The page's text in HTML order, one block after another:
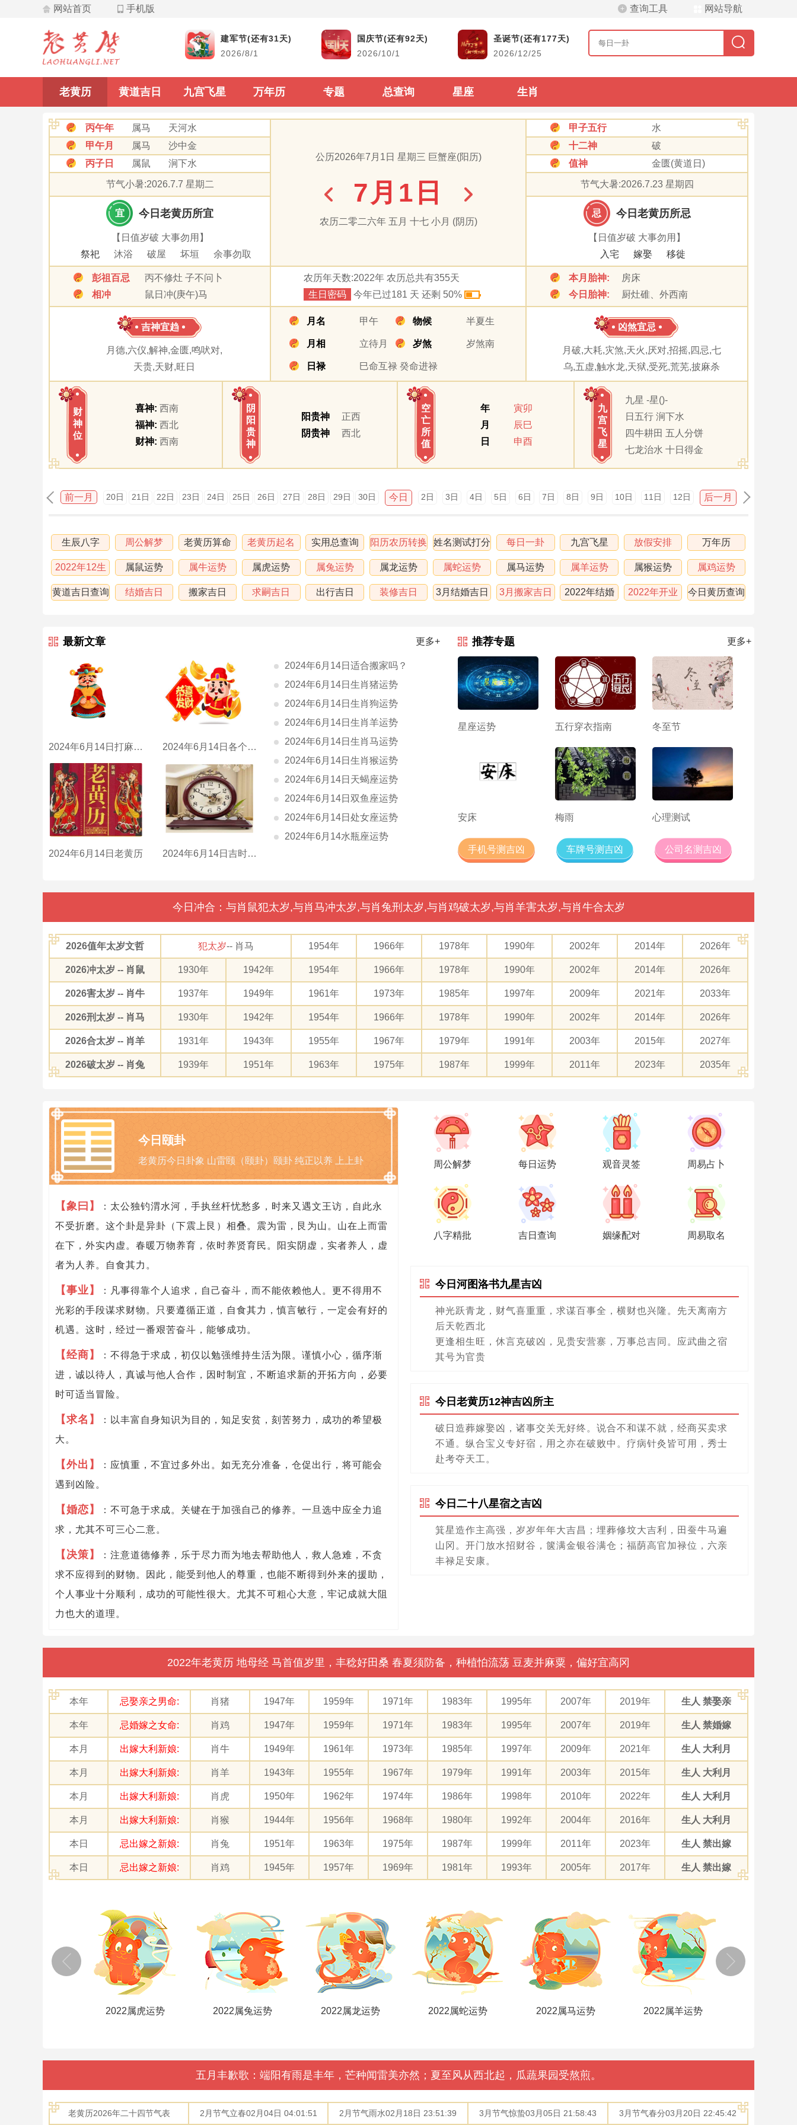
网站首页 手机版 查询工具 网站导航
飞星
九宫飞星
黄道吉日
结婚吉日
搬家吉日
开市吉日
装修吉日
动土吉日
生活查询
生男生女查询
古今时辰对照
阴阳历转换
二十四节气表
60甲子纳音顺序
建军节(还有31天)
2026/8/1
国庆节(还有92天)
2026/10/1
圣诞节(还有177天)
2026/12/25
老黄历 黄道吉日 九宫飞星 万年历 专题 总查询 星座 生肖
丙午年 属马
天河水
甲午月
属马
沙中金
丙子日
属鼠 涧下水
公历2026年7月1日 星期三 巨蟹座(阳历)
7月1日
农历二零二六年 五月 十七 小月 (阴历)
甲子五行
水
十二神
破
值神
金匮(黄道日)
节气小暑:2026.7.7 星期二 节气大暑:2026.7.23 星期四
宜 今日老黄历所宜
【日值岁破 大事勿用】
祭祀
沐浴 破屋 坏垣 余事勿取
忌 今日老黄历所忌
【日值岁破 大事勿用】
入宅
嫁娶 移徙
彭祖百忌
丙不修灶 子不问卜
相冲
鼠日冲(庚午)马
农历年天数:2022年 农历总共有355天
生日密码
今年已过181 天 还剩 50%
本月胎神:
房床
今日胎神:
厨灶碓、外西南
吉神宜趋
月德,六仪,解神,金匮,鸣吠对,
天贵,天财,旺日
月名 甲午 物候 半夏生
月相 立待月 岁煞 岁煞南
日禄 巳命互禄 癸命进禄
凶煞宜忌
月破,大耗,灾煞,天火,厌对,招摇,四忌,七
乌,五虚,触水龙,天狱,受死,荒芜,披麻杀
财
神
位
喜神: 西南
福神: 西北
财神: 西南
阴
阳
贵
神
阳贵神
正西
阴贵神
西北
空
亡
所
值
年
寅卯
月
辰巳
日
申酉
九
宫
飞
星
九星 -星()-
日五行 涧下水
四牛耕田 五人分饼
七龙治水 十日得金
前一月 20日 21日 22日 23日 24日 25日 26日 27日 28日 29日 30日 今日 2日 3日 4日 5日 6日 7日 8日 9日 10日 11日 12日 后一月
生辰八字 周公解梦 老黄历算命 老黄历起名 实用总查询 阳历农历转换 姓名测试打分 每日一卦 九宫飞星 放假安排 万年历
2022年12生
肖运程
属鼠运势 属牛运势 属虎运势 属兔运势 属龙运势 属蛇运势 属马运势 属羊运势 属猴运势 属鸡运势
黄道吉日查询 结婚吉日 搬家吉日 求嗣吉日 出行吉日 装修吉日
3月结婚吉日
3月搬家吉日
2022年结婚
2022年开业
今日黄历查询
最新文章 更多+ 推荐专题 更多+
2024年6月14日打麻将财神方位 2024年6月14日各个时辰财喜神方位
2024年6月14日老黄历 2024年6月14日吉时是什么时辰？
2024年6月14日适合搬家吗？
2024年6月14日生肖猪运势
2024年6月14日生肖狗运势
2024年6月14日生肖羊运势
2024年6月14日生肖马运势
2024年6月14日生肖猴运势
2024年6月14日天蝎座运势
2024年6月14日双鱼座运势
2024年6月14日处女座运势
2024年6月14水瓶座运势
星座运势 五行穿衣指南 冬至节
安床 梅雨 心理测试
手机号测吉凶 车牌号测吉凶 公司名测吉凶
今日冲合：与肖鼠犯太岁,与肖马冲太岁,与肖兔刑太岁,与肖鸡破太岁,与肖羊害太岁,与肖牛合太岁
2026值年太岁文哲 犯太岁-- 肖马 1954年 1966年 1978年 1990年 2002年 2014年 2026年
2026冲太岁 -- 肖鼠 1930年 1942年 1954年 1966年 1978年 1990年 2002年 2014年 2026年
2026害太岁 -- 肖牛 1937年 1949年 1961年 1973年 1985年 1997年 2009年 2021年 2033年
2026刑太岁 -- 肖马 1930年 1942年 1954年 1966年 1978年 1990年 2002年 2014年 2026年
2026合太岁 -- 肖羊 1931年 1943年 1955年 1967年 1979年 1991年 2003年 2015年 2027年
2026破太岁 -- 肖兔 1939年 1951年 1963年 1975年 1987年 1999年 2011年 2023年 2035年
今日颐卦
老黄历今日卦象 山雷颐（颐卦）颐卦 纯正以养 上上卦
【象曰】
：太公独钓渭水河，手执丝杆忧愁多，时来又遇文王访，自此永
不受折磨。这个卦是异卦（下震上艮）相叠。震为雷，艮为山。山在上而雷
在下，外实内虚。春暖万物养育，依时养贤育民。阳实阴虚，实者养人，虚
者为人养。自食其力。
【事业】
：凡事得靠个人追求，自己奋斗，而不能依赖他人。更不得用不
光彩的手段谋求财物。只要遵循正道，自食其力，慎言敏行，一定会有好的
机遇。这时，经过一番艰苦奋斗，能够成功。
【经商】
：不得急于求成，初仅以勉强维持生活为限。谨慎小心，循序渐
进，诚以待人，真诚与他人合作，因时制宜，不断追求新的开拓方向，必要
时可适当冒险。
【求名】
：以丰富自身知识为目的，知足安贫，刻苦努力，成功的希望极
大。
【外出】
：应慎重，不宜过多外出。如无充分准备，仓促出行，将可能会
遇到凶险。
【婚恋】
：不可急于求成。关键在于加强自己的修养。一旦选中应全力追
求，尤其不可三心二意。
【决策】
：注意道德修养，乐于尽力而为地去帮助他人，救人急难，不贪
求不应得到的财物。因此，能受到他人的尊重，也能不断得到外来的援助，
个人事业十分顺利，成功的可能性很大。尤其不可粗心大意，牢记成就大阻
力也大的道理。
周公解梦 每日运势 观音灵签 周易占卜
八字精批 吉日查询 姻缘配对 周易取名
今日河图洛书九星吉凶
神光跃青龙，财气喜重重，求谋百事全，横财也兴隆。先天离南方
后天乾西北
更逢相生旺，休言克破凶，见贵安营寨，万事总吉同。应武曲之宿
其号为官贵
今日老黄历12神吉凶所主
破日造葬嫁娶凶，诸事交关无好终。说合不和谋不就，经商买卖求
不通。纵合宝义专好宿，用之亦在破败中。疗病针灸皆可用，秀士
赴考夺天工。
今日二十八星宿之吉凶
箕星造作主高强，岁岁年年大吉昌；埋葬修坟大吉利，田蚕牛马遍
山冈。开门放水招财谷，箧满金银谷满仓；福荫高官加禄位，六亲
丰禄足安康。
2022年老黄历 地母经 马首值岁里，丰稔好田桑 春夏须防备，种植怕流荡 豆麦并麻粟，偏好宜高冈
本年 忌娶亲之男命: 肖猪 1947年 1959年 1971年 1983年 1995年 2007年 2019年 生人 禁娶亲
本年 忌婚嫁之女命: 肖鸡 1947年 1959年 1971年 1983年 1995年 2007年 2019年 生人 禁婚嫁
本月 出嫁大利新娘: 肖牛 1949年 1961年 1973年 1985年 1997年 2009年 2021年 生人 大利月
本月 出嫁大利新娘: 肖羊 1943年 1955年 1967年 1979年 1991年 2003年 2015年 生人 大利月
本月 出嫁大利新娘: 肖虎 1950年 1962年 1974年 1986年 1998年 2010年 2022年 生人 大利月
本月 出嫁大利新娘: 肖猴 1944年 1956年 1968年 1980年 1992年 2004年 2016年 生人 大利月
本日 忌出嫁之新娘: 肖兔 1951年 1963年 1975年 1987年 1999年 2011年 2023年 生人 禁出嫁
本日 忌出嫁之新娘: 肖鸡 1945年 1957年 1969年 1981年 1993年 2005年 2017年 生人 禁出嫁
2022属虎运势 2022属兔运势 2022属龙运势 2022属蛇运势 2022属马运势 2022属羊运势
五月丰歉歌：端阳有雨是丰年，芒种闻雷美亦然；夏至风从西北起，瓜蔬果园受熬煎。
老黄历2026年二十四节气表 2月节气立春02月04日 04:01:51 2月节气雨水02月18日 23:51:39 3月节气惊蛰03月05日 21:58:43 3月节气春分03月20日 22:45:42